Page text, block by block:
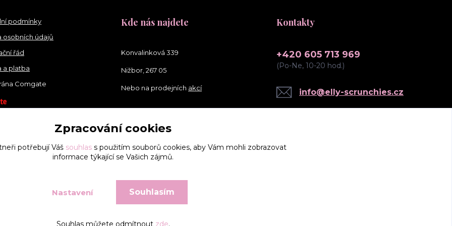
podmínky
osobních údajů
řád
a platba
Comgate
Kde nás najdete
Konvalinková 339
Nižbor, 267 05
Nebo na prodejních akcí
Kontakty
+420 605 713 969
(Po-Ne, 10-20 hod.)
info@elly-scrunchies.cz
Zpracování cookies
potřebují Váš souhlass použitím souborů cookies, aby Vám mohli zobrazovat
informace týkající se Vašich zájmů.
Nastavení Souhlasím
Souhlas můžete odmítnout zde.